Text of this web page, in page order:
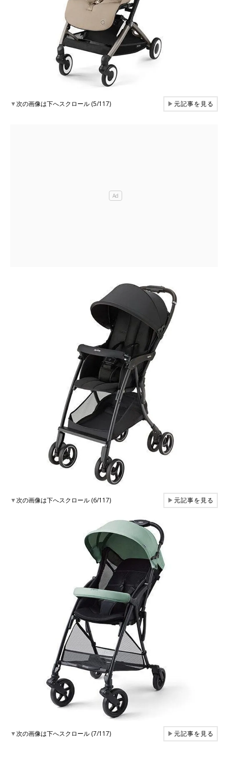
▼次の画像は下へスクロール (5/117) ▶元記事を見る
▼次の画像は下へスクロール (6/117) ▶元記事を見る
▼次の画像は下へスクロール (7/117) ▶元記事を見る